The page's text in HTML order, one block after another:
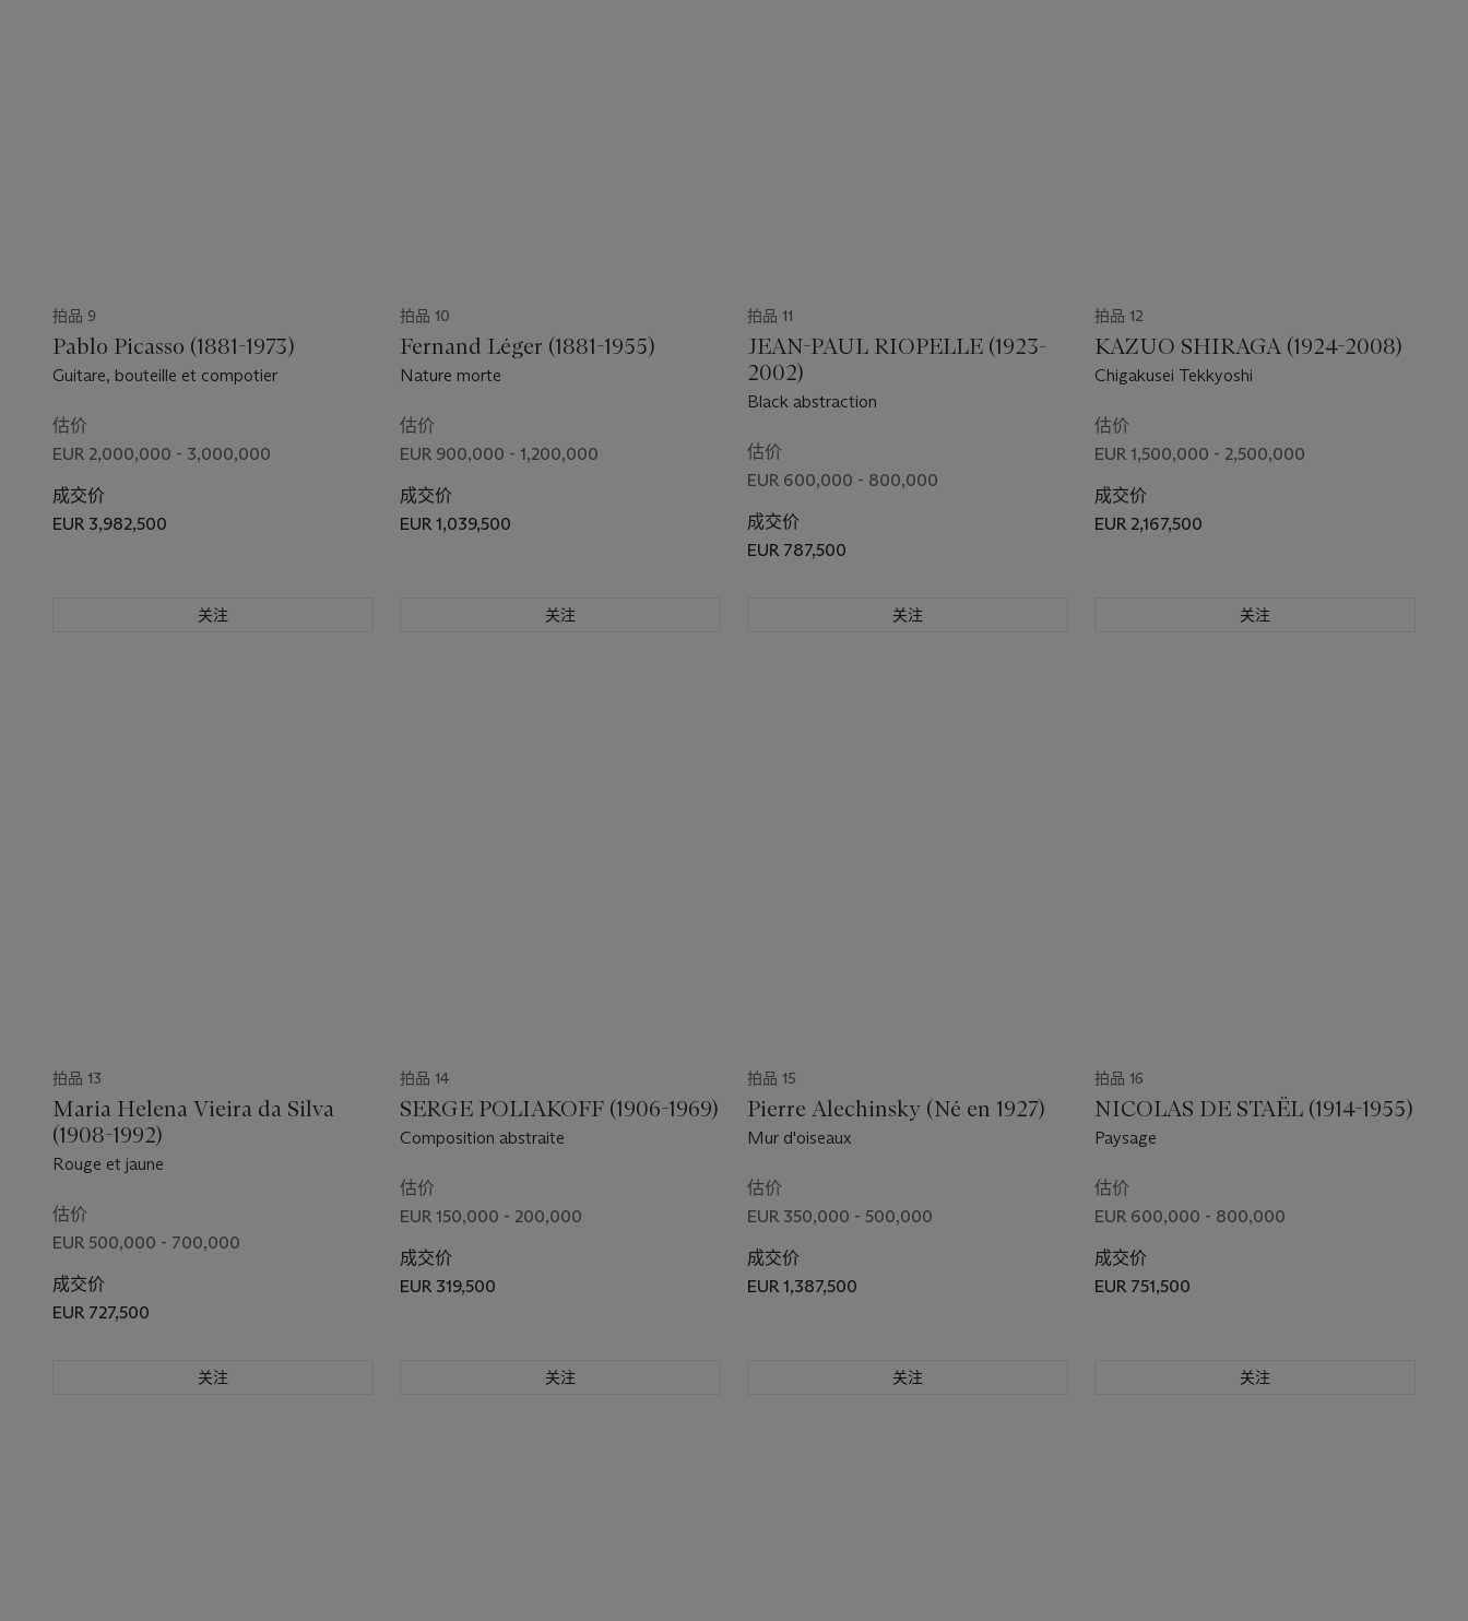
拍品 9
Pablo Picasso (1881-1973)
Guitare, bouteille et compotier
估价
EUR 2,000,000 - 3,000,000
成交价
EUR 3,982,500
关注
拍品 10
Fernand Léger (1881-1955)
Nature morte
估价
EUR 900,000 - 1,200,000
成交价
EUR 1,039,500
关注
拍品 11
JEAN-PAUL RIOPELLE (1923-
2002)
Black abstraction
估价
EUR 600,000 - 800,000
成交价
EUR 787,500
关注
拍品 12
KAZUO SHIRAGA (1924-2008)
Chigakusei Tekkyoshi
估价
EUR 1,500,000 - 2,500,000
成交价
EUR 2,167,500
关注
拍品 13
Maria Helena Vieira da Silva
(1908-1992)
Rouge et jaune
估价
EUR 500,000 - 700,000
成交价
EUR 727,500
关注
拍品 14
SERGE POLIAKOFF (1906-1969)
Composition abstraite
估价
EUR 150,000 - 200,000
成交价
EUR 319,500
关注
拍品 15
Pierre Alechinsky (Né en 1927)
Mur d'oiseaux
估价
EUR 350,000 - 500,000
成交价
EUR 1,387,500
关注
拍品 16
NICOLAS DE STAËL (1914-1955)
Paysage
估价
EUR 600,000 - 800,000
成交价
EUR 751,500
关注